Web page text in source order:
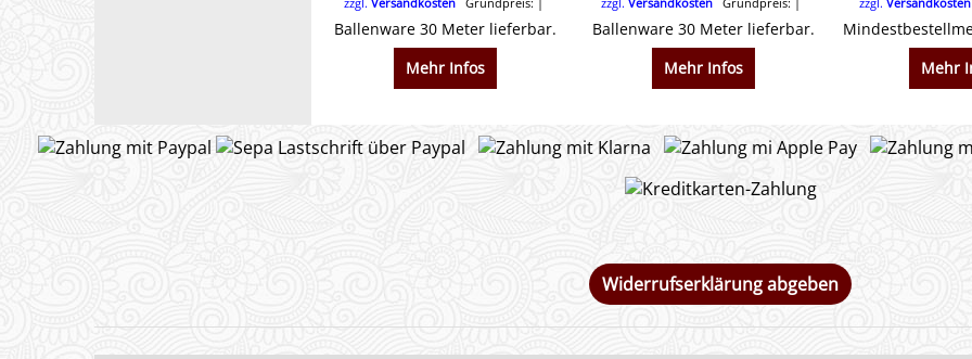
Ballenware 30 Meter lieferbar.
Mehr Infos
Ballenware 30 Meter lieferbar.
Mehr Infos
Mehr
Widerrufserklärung abgeben